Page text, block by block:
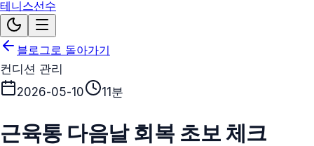
테니스선수
블로그로 돌아가기
컨디션 관리
2026-05-10
11분
근육통 다음날 회복 초보 체크